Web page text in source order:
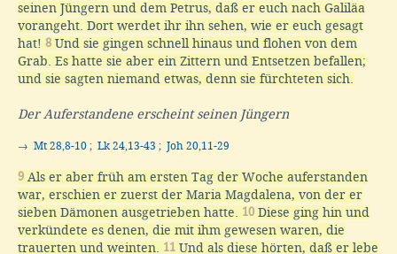
seinen Jüngern und dem Petrus, daß er euch nach Galiläa
vorangeht. Dort werdet ihr ihn sehen, wie er euch gesagt
hat! 8 Und sie gingen schnell hinaus und flohen von dem
Grab. Es hatte sie aber ein Zittern und Entsetzen befallen;
und sie sagten niemand etwas, denn sie fürchteten sich.
Der Auferstandene erscheint seinen Jüngern
→ Mt 28,8-10 ; Lk 24,13-43 ; Joh 20,11-29
9 Als er aber früh am ersten Tag der Woche auferstanden
war, erschien er zuerst der Maria Magdalena, von der er
sieben Dämonen ausgetrieben hatte. 10 Diese ging hin und
verkündete es denen, die mit ihm gewesen waren, die
trauerten und weinten. 11 Und als diese hörten, daß er lebe